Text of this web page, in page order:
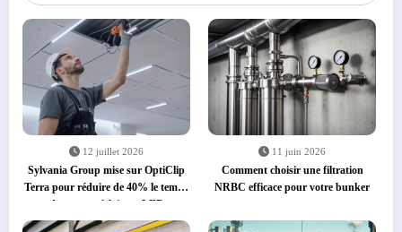
12 juillet 2026
Sylvania Group mise sur OptiClip
Terra pour réduire de 40% le temps
de pose en éclairage LED
11 juin 2026
Comment choisir une filtration
NRBC efficace pour votre bunker